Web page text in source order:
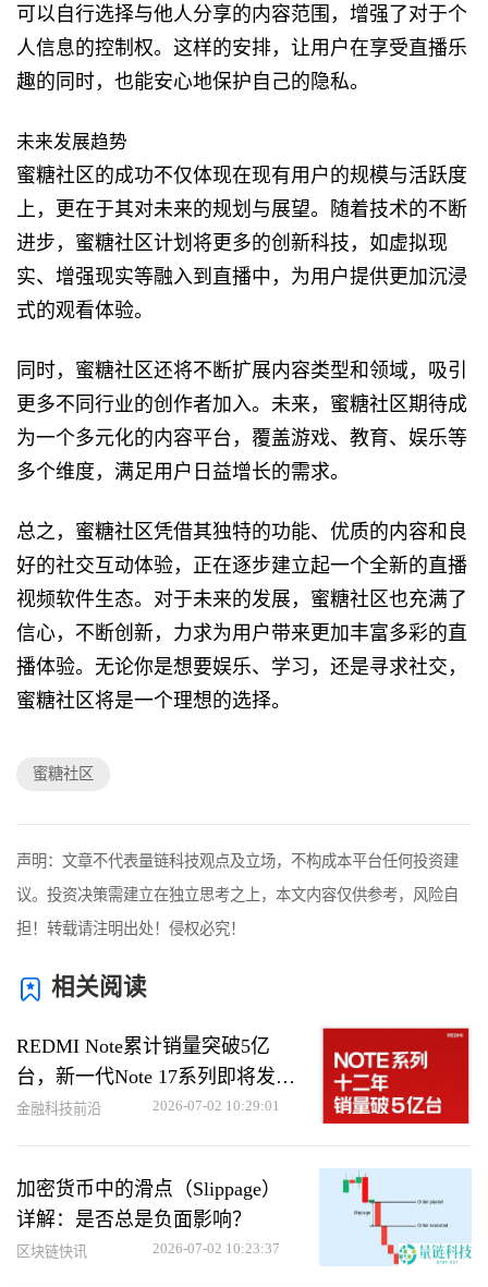
可以自行选择与他人分享的内容范围，增强了对于个
人信息的控制权。这样的安排，让用户在享受直播乐
趣的同时，也能安心地保护自己的隐私。
未来发展趋势
蜜糖社区的成功不仅体现在现有用户的规模与活跃度
上，更在于其对未来的规划与展望。随着技术的不断
进步，蜜糖社区计划将更多的创新科技，如虚拟现
实、增强现实等融入到直播中，为用户提供更加沉浸
式的观看体验。
同时，蜜糖社区还将不断扩展内容类型和领域，吸引
更多不同行业的创作者加入。未来，蜜糖社区期待成
为一个多元化的内容平台，覆盖游戏、教育、娱乐等
多个维度，满足用户日益增长的需求。
总之，蜜糖社区凭借其独特的功能、优质的内容和良
好的社交互动体验，正在逐步建立起一个全新的直播
视频软件生态。对于未来的发展，蜜糖社区也充满了
信心，不断创新，力求为用户带来更加丰富多彩的直
播体验。无论你是想要娱乐、学习，还是寻求社交，
蜜糖社区将是一个理想的选择。
蜜糖社区
声明：文章不代表量链科技观点及立场，不构成本平台任何投资建
议。投资决策需建立在独立思考之上，本文内容仅供参考，风险自
担！转载请注明出处！侵权必究！
相关阅读
REDMI Note累计销量突破5亿
台，新一代Note 17系列即将发布
【详细信息】
金融科技前沿 2026-07-02 10:29:01
加密货币中的滑点（Slippage）
详解：是否总是负面影响？
区块链快讯 2026-07-02 10:23:37